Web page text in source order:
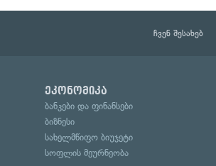
ჩვენ შესახებ
ეკონომიკა
ბანკები და ფინანსები
ბიზნესი
სახელმწიფო ბიუჯეტი
სოფლის მეურნეობა